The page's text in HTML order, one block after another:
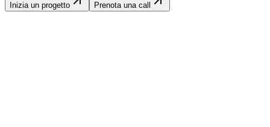
Inizia un progetto Prenota una call